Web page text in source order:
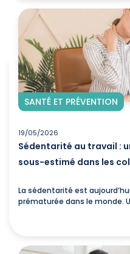
SANTÉ ET PRÉVENTION
19/05/2026
Sédentarité au travail :
sous-estimé dans les
La sédentarité est
prématurée dans le monde.